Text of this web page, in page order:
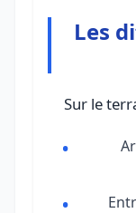
Les
Sur le